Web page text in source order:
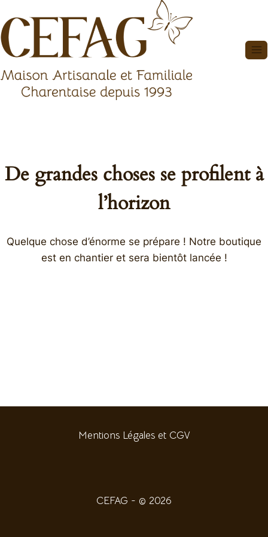
au
contenu
De grandes choses se profilent à
l’horizon
Quelque chose d’énorme se prépare ! Notre boutique
est en chantier et sera bientôt lancée !
Mentions Légales et CGV
CEFAG - © 2026